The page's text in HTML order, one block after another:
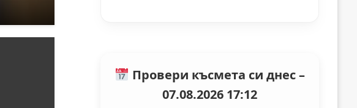
Провери късмета си днес –
07.08.2026 17:12